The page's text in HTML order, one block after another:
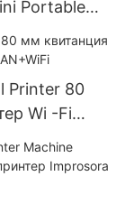
Portable
Printer 80
Wi -Fi